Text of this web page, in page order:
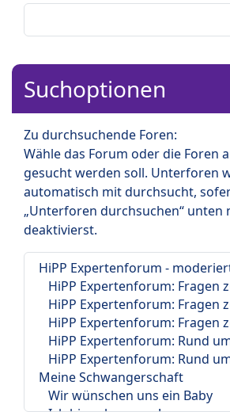
Suchoptionen
Zu durchsuchende Foren:
Wähle das Forum oder die Foren
gesucht werden soll. Unterforen
automatisch mit durchsucht,
„Unterforen durchsuchen“ unten
deaktivierst.